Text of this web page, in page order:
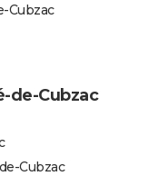
Cubzac
de-Cubzac
Cubzac